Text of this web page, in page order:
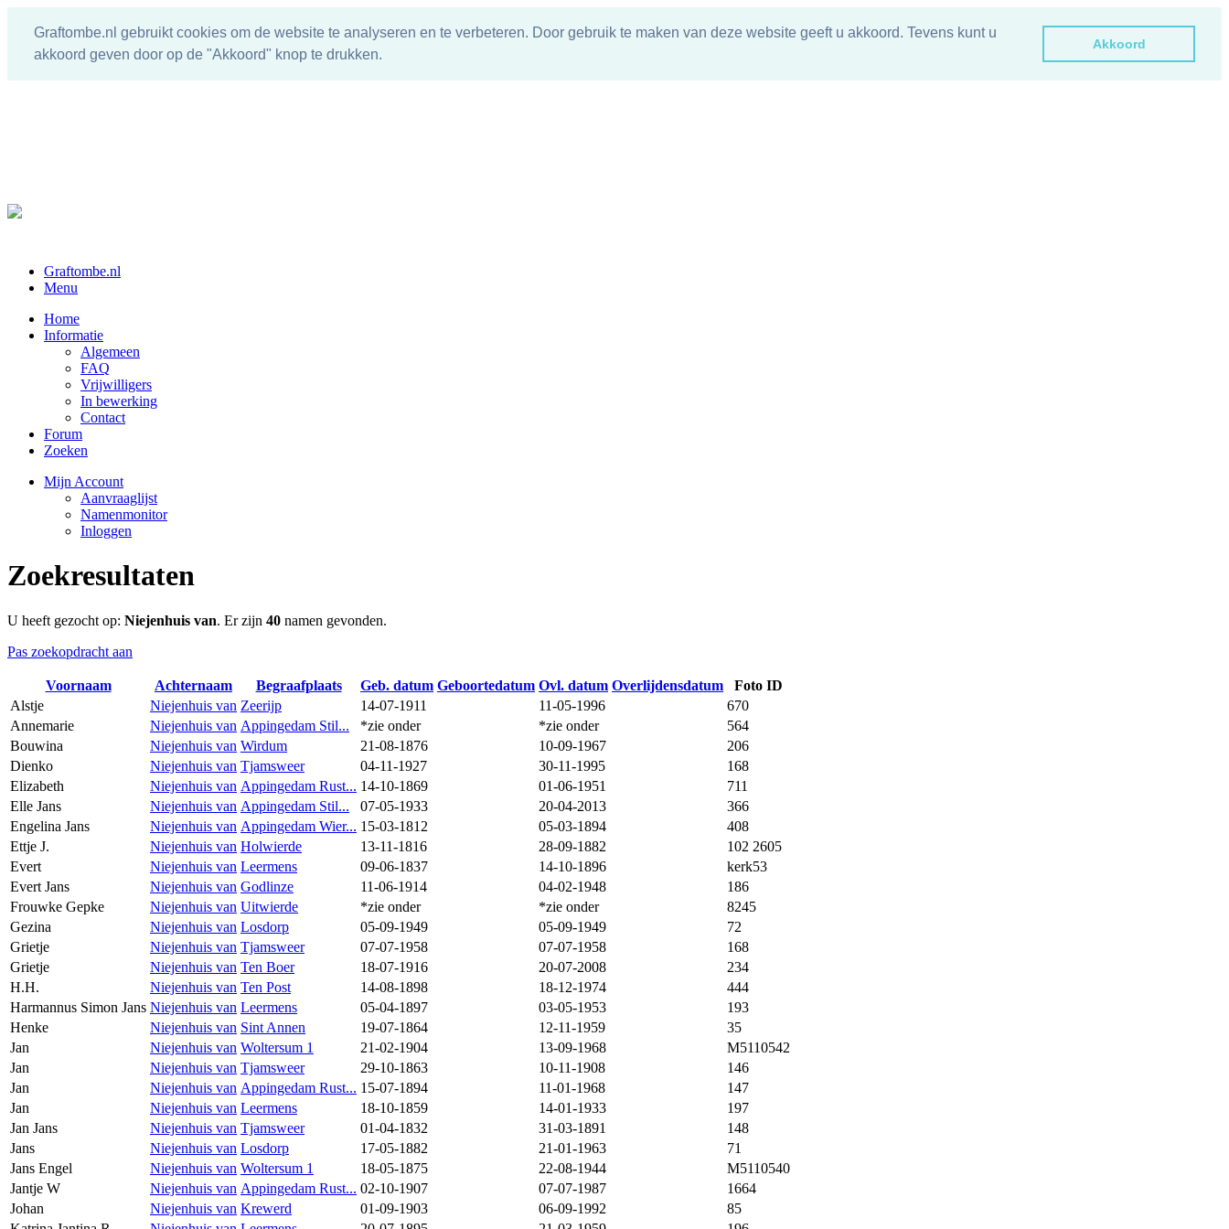
Graftombe.nl gebruikt cookies om de website te analyseren en te verbeteren. Door gebruik te maken van deze website geeft u akkoord. Tevens kunt u
akkoord geven door op de "Akkoord" knop te drukken.
Akkoord
Graftombe.nl
Menu
Home
Informatie
Algemeen
FAQ
Vrijwilligers
In bewerking
Contact
Forum
Zoeken
Mijn Account
Aanvraaglijst
Namenmonitor
Inloggen
Zoekresultaten
U heeft gezocht op: Niejenhuis van. Er zijn 40 namen gevonden.
Pas zoekopdracht aan
Voornaam Achternaam Begraafplaats Geb. datum Geboortedatum Ovl. datum Overlijdensdatum
Foto ID
Alstje
Niejenhuis van Zeerijp 14-07-1911 11-05-1996
670
Annemarie
Niejenhuis van Appingedam Stil... *zie onder *zie onder
564
Bouwina
Niejenhuis van Wirdum 21-08-1876 10-09-1967
206
Dienko
Niejenhuis van Tjamsweer 04-11-1927 30-11-1995
168
Elizabeth
Niejenhuis van Appingedam Rust... 14-10-1869 01-06-1951
711
Elle Jans
Niejenhuis van Appingedam Stil... 07-05-1933 20-04-2013
366
Engelina Jans
Niejenhuis van Appingedam Wier... 15-03-1812 05-03-1894
408
Ettje J.
Niejenhuis van Holwierde 13-11-1816 28-09-1882
102 2605
Evert
Niejenhuis van Leermens 09-06-1837 14-10-1896
kerk53
Evert Jans
Niejenhuis van Godlinze 11-06-1914 04-02-1948
186
Frouwke Gepke
Niejenhuis van Uitwierde *zie onder *zie onder
8245
Gezina
Niejenhuis van Losdorp 05-09-1949 05-09-1949
72
Grietje
Niejenhuis van Tjamsweer 07-07-1958 07-07-1958
168
Grietje
Niejenhuis van Ten Boer 18-07-1916 20-07-2008
234
H.H.
Niejenhuis van Ten Post 14-08-1898 18-12-1974
444
Harmannus Simon Jans Niejenhuis van Leermens 05-04-1897 03-05-1953
193
Henke
Niejenhuis van Sint Annen 19-07-1864 12-11-1959
35
Jan
Niejenhuis van Woltersum 1 21-02-1904 13-09-1968
M5110542
Jan
Niejenhuis van Tjamsweer 29-10-1863 10-11-1908
146
Jan
Niejenhuis van Appingedam Rust... 15-07-1894 11-01-1968
147
Jan
Niejenhuis van Leermens 18-10-1859 14-01-1933
197
Jan Jans
Niejenhuis van Tjamsweer 01-04-1832 31-03-1891
148
Jans
Niejenhuis van Losdorp 17-05-1882 21-01-1963
71
Jans Engel
Niejenhuis van Woltersum 1 18-05-1875 22-08-1944
M5110540
Jantje W
Niejenhuis van Appingedam Rust... 02-10-1907 07-07-1987
1664
Johan
Niejenhuis van Krewerd 01-09-1903 06-09-1992
85